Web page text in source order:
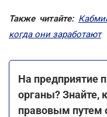
Также читайте:
когда они заработают
На предприятие
органы? Знайте,
правовым путем